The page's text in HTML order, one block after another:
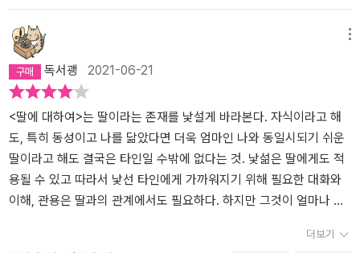
은 시절 선생님이었던 ‘나’는 요양보호사다. 육십이 넘은 나이에도 일
을 할 수 있다는 걸 보여주려는 게 아니다. 딸에게는 자신을 부양할 능
력이 없고 삶은 언제 끝날지 알 수 없기 때문이다. 요양보호사라는 직
업은 우리의 삶이 얼마나 신랄하고 집요하지 보여준다. ‘나’가 돌보는
‘젠’이라는 여성을 통해서 잔혹한 현실을 확인한다. 그러니 딸이 제대
로 된 삶을 살기를 바란다. 남들처럼, 평범하게. ‘나’에게 ‘젠’은 딸의
미래처럼 보였을 것이다. 많에 배우고 약자를 위해 일하고 봉사하며
사회의 존경을 받았지만 결국엔 자식 하나도 없는 치매의 노인. 자신
의 의지와 상관없이 수치스러운 생을 이어가다 결국엔 무연고자로 사
라질 게 뻔했다. ‘나’에게 중요한 건 단 하나 딸의 인생이다. 부당한 일
동성애자란 이유로 부당 해고를 당하는 게 딸이 될까 무섭고 두렵다.
독서괭 2021-06-21
<딸에 대하여>는 딸이라는 존재를 낯설게 바라본다. 자식이라고 해
도, 특히 동성이고 나를 닮았다면 더욱 엄마인 나와 동일시되기 쉬운
딸이라고 해도 결국은 타인일 수밖에 없다는 것. 낯섦은 딸에게도 적
용될 수 있고 따라서 낯선 타인에게 가까워지기 위해 필요한 대화와
이해, 관용은 딸과의 관계에서도 필요하다. 하지만 그것이 얼마나 어
세계에 가 있다. 엄마가 세상의 전부라고 알던 아이. 내 말을 스펀지처
더보기